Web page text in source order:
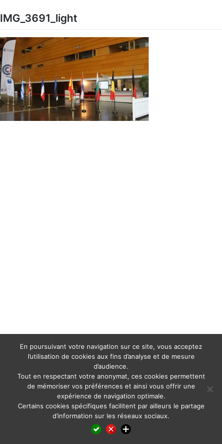
content
IMG_3691_light
LinkedIn
X WhatsAppPinterest
En poursuivant votre navigation sur ce site, vous acceptez
l’utilisation de cookies aux fins d’analyse et de mesure
d’audience.
Tout en respectant votre anonymat, ces cookies permettent
de mémoriser vos préférences et ainsi vous offrir une
expérience de navigation optimale.
Certains cookies spécifiques facilitent par ailleurs le partage
d’information sur les réseaux sociaux.